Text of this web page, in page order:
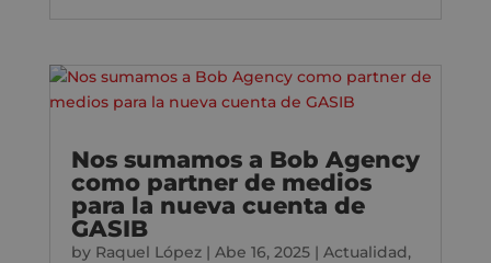
Nos sumamos a Bob Agency
como partner de medios
para la nueva cuenta de
GASIB
by Raquel López| Abe 16, 2025| Actualidad,